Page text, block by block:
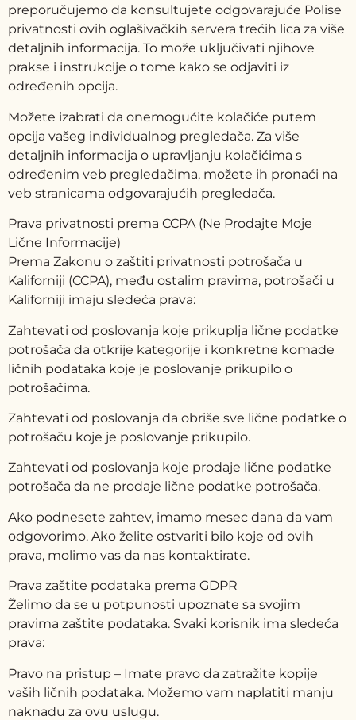
preporučujemo da konsultujete odgovarajuće Polise
privatnosti ovih oglašivačkih servera trećih lica za više
detaljnih informacija. To može uključivati njihove
prakse i instrukcije o tome kako se odjaviti iz
određenih opcija.
Možete izabrati da onemogućite kolačiće putem
opcija vašeg individualnog pregledača. Za više
detaljnih informacija o upravljanju kolačićima s
određenim veb pregledačima, možete ih pronaći na
veb stranicama odgovarajućih pregledača.
Prava privatnosti prema CCPA (Ne Prodajte Moje
Lične Informacije)
Prema Zakonu o zaštiti privatnosti potrošača u
Kaliforniji (CCPA), među ostalim pravima, potrošači u
Kaliforniji imaju sledeća prava:
Zahtevati od poslovanja koje prikuplja lične podatke
potrošača da otkrije kategorije i konkretne komade
ličnih podataka koje je poslovanje prikupilo o
potrošačima.
Zahtevati od poslovanja da obriše sve lične podatke o
potrošaču koje je poslovanje prikupilo.
Zahtevati od poslovanja koje prodaje lične podatke
potrošača da ne prodaje lične podatke potrošača.
Ako podnesete zahtev, imamo mesec dana da vam
odgovorimo. Ako želite ostvariti bilo koje od ovih
prava, molimo vas da nas kontaktirate.
Prava zaštite podataka prema GDPR
Želimo da se u potpunosti upoznate sa svojim
pravima zaštite podataka. Svaki korisnik ima sledeća
prava:
Pravo na pristup – Imate pravo da zatražite kopije
vaših ličnih podataka. Možemo vam naplatiti manju
naknadu za ovu uslugu.